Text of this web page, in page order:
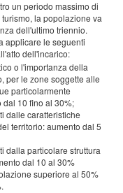
un periodo massimo di
la popolazione va
dell'ultimo triennio.
applicare le seguenti
dell'incarico:
o l'importanza della
per le zone soggette alle
particolarmente
dal 10 fino al 30%;
dalle caratteristiche
territorio: aumento dal 5
dalla particolare struttura
dal 10 al 30%
superiore al 50%